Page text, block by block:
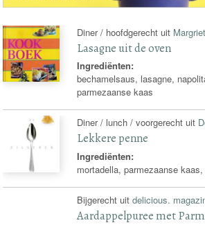
Diner / hoofdgerecht uit
Lasagne uit de oven
Ingrediënten:
bechamelsaus, lasagne,
parmezaanse kaas
Diner / lunch / voorgerecht uit
Lekkere penne
Ingrediënten:
mortadella, parmezaanse
Bijgerecht uitdelicious.
Aardappelpuree met